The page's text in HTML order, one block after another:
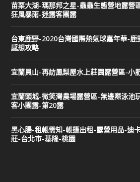
苗栗大湖-瑪那邦之星-蟲蟲生態營地露營
狂風暴雨-迷露客團露
台東鹿野-2020台灣國際熱氣球嘉年華-
感想攻略
宜蘭員山-再訪鳳梨屋水上莊園露營區-小
宜蘭頭城-微笑灣農場露營區-無邊際泳池
客小團露-第20露
黑心腸-租帳需知-帳篷出租-露營用品-迪
莊-台北市-基隆-桃園